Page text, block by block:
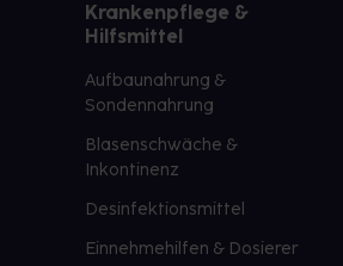
Krankenpflege &
Hilfsmittel
Aufbaunahrung &
Sondennahrung
Blasenschwäche &
Inkontinenz
Desinfektionsmittel
Einnehmehilfen & Dosierer